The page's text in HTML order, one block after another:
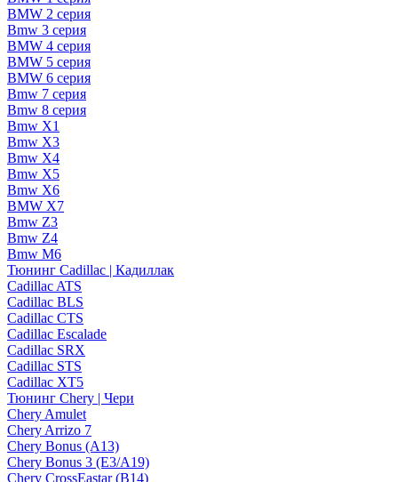
BMW 2 серия
Bmw 3 серия
BMW 4 серия
BMW 5 серия
BMW 6 серия
Bmw 7 серия
Bmw 8 серия
Bmw X1
Bmw X3
Bmw X4
Bmw X5
Bmw X6
BMW X7
Bmw Z3
Bmw Z4
Bmw М6
Тюнинг Cadillac | Кадиллак
Cadillac ATS
Cadillac BLS
Cadillac CTS
Cadillac Escalade
Cadillac SRX
Cadillac STS
Cadillac XT5
Тюнинг Chery | Чери
Chery Amulet
Chery Arrizo 7
Chery Bonus (A13)
Chery Bonus 3 (E3/A19)
Chery CrossEastar (B14)